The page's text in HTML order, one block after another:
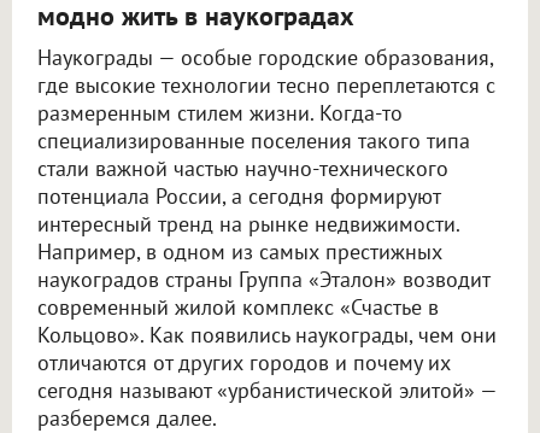
модно жить в наукоградах
Наукограды — особые городские образования,
где высокие технологии тесно переплетаются с
размеренным стилем жизни. Когда-то
специализированные поселения такого типа
стали важной частью научно-технического
потенциала России, а сегодня формируют
интересный тренд на рынке недвижимости.
Например, в одном из самых престижных
наукоградов страны Группа «Эталон» возводит
современный жилой комплекс «Счастье в
Кольцово». Как появились наукограды, чем они
отличаются от других городов и почему их
сегодня называют «урбанистической элитой» —
разберемся далее.